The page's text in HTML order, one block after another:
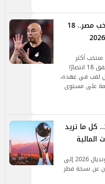
كشف حساب حسام حسن مع منتخب مصر.. 18
أكثر
استقرارًا منذ توليه المهمة الفنية، حيث حقق 18 انتصارًا
بأول لقب في عهده،
على مستوى
بعد تأهل مصر إلى مونديال 2026.. كل ما تريد
المالية
يُذكر أن فيفا رفع قيمة الجوائز المالية لمونديال 2026 إلى
بزيادة قدرها 100 مليون عن نسخة قطر